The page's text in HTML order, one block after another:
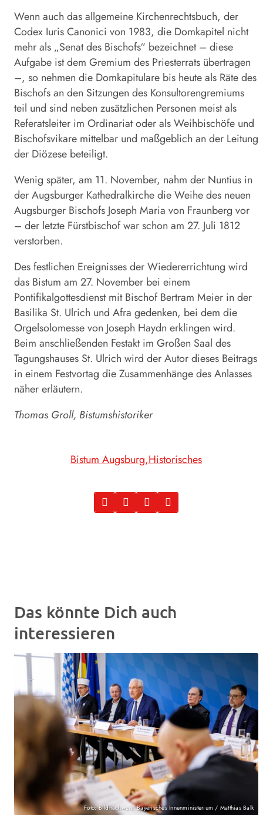
Wenn auch das allgemeine Kirchenrechtsbuch, der
Codex Iuris Canonici von 1983, die Domkapitel nicht
mehr als „Senat des Bischofs“ bezeichnet – diese
Aufgabe ist dem Gremium des Priesterrats übertragen
–, so nehmen die Domkapitulare bis heute als Räte des
Bischofs an den Sitzungen des Konsultorengremiums
teil und sind neben zusätzlichen Personen meist als
Referatsleiter im Ordinariat oder als Weihbischöfe und
Bischofsvikare mittelbar und maßgeblich an der Leitung
der Diözese beteiligt.
Wenig später, am 11. November, nahm der Nuntius in
der Augsburger Kathedralkirche die Weihe des neuen
Augsburger Bischofs Joseph Maria von Fraunberg vor
– der letzte Fürstbischof war schon am 27. Juli 1812
verstorben.
Des festlichen Ereignisses der Wiedererrichtung wird
das Bistum am 27. November bei einem
Pontifikalgottesdienst mit Bischof Bertram Meier in der
Basilika St. Ulrich und Afra gedenken, bei dem die
Orgelsolomesse von Joseph Haydn erklingen wird.
Beim anschließenden Festakt im Großen Saal des
Tagungshauses St. Ulrich wird der Autor dieses Beitrags
in einem Festvortag die Zusammenhänge des Anlasses
näher erläutern.
Thomas Groll, Bistumshistoriker
Bistum Augsburg Historisches
Das könnte Dich auch
interessieren
Foto: Bildnachweis: Bayerisches Innenministerium / Matthias Balk